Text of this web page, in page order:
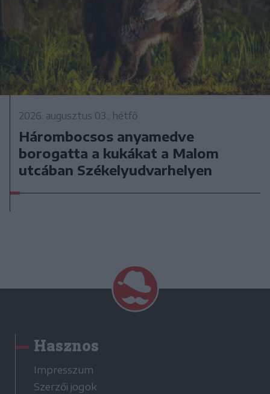
2026. augusztus 03., hétfő
Hárombocsos anyamedve
borogatta a kukákat a Malom
utcában Székelyudvarhelyen
Hasznos
Impresszum
Szerzői jogok